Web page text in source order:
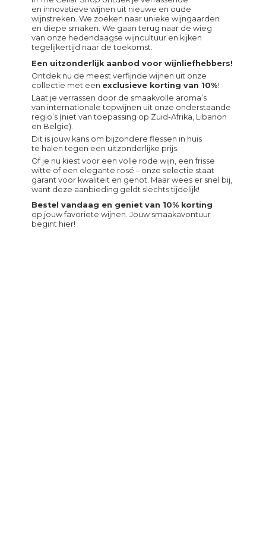
en innovatieve wijnen uit nieuwe en oude
wijnstreken. We zoeken naar unieke wijngaarden
en diepe smaken. We gaan terug naar de wieg
van onze hedendaagse wijncultuur en kijken
tegelijkertijd naar de toekomst.
Een uitzonderlijk aanbod voor wijnliefhebbers!
Ontdek nu de meest verfijnde wijnen uit onze
collectie met een exclusieve korting van 10%!
Laat je verrassen door de smaakvolle aroma’s
van internationale topwijnen uit onze onderstaande
regio’s (niet van toepassing op Zuid-Afrika, Libanon
en België).
Dit is jouw kans om bijzondere flessen in huis
te halen tegen een uitzonderlijke prijs.
Of je nu kiest voor een volle rode wijn, een frisse
witte of een elegante rosé – onze selectie staat
garant voor kwaliteit en genot. Maar wees er snel bij,
want deze aanbieding geldt slechts tijdelijk!
Bestel vandaag en geniet van 10% korting
op jouw favoriete wijnen. Jouw smaakavontuur
begint hier!